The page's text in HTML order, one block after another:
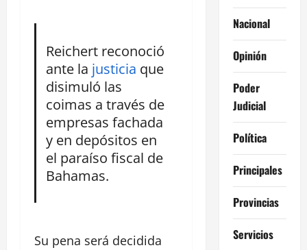
Reichert reconoció
ante la justicia que
disimuló las
coimas a través de
empresas fachada
y en depósitos en
el paraíso fiscal de
Bahamas.
Su pena será decidida
Nacional
Opinión
Poder
Judicial
Política
Principales
Provincias
Servicios